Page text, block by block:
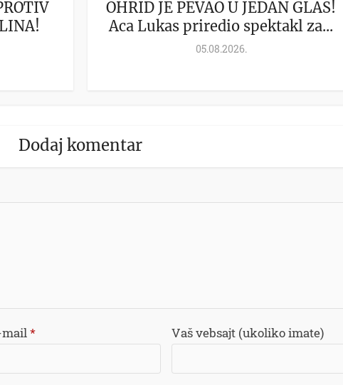
OHRID JE PEVAO U JEDAN GLAS!
Aca Lukas priredio spektakl za...
05.08.2026.
Dodaj komentar
* Vaš vebsajt (ukoliko imate)